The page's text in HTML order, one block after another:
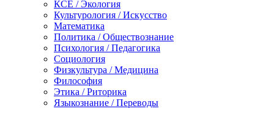
КСЕ / Экология
Культурология / Искусство
Математика
Политика / Обществознание
Психология / Педагогика
Социология
Физкультура / Медицина
Философия
Этика / Риторика
Языкознание / Переводы